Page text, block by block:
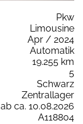
Pkw
Limousine
Apr / 2024
Automatik
19.255 km
5
Schwarz
Zentrallager
ab ca. 10.08.2026
A118804